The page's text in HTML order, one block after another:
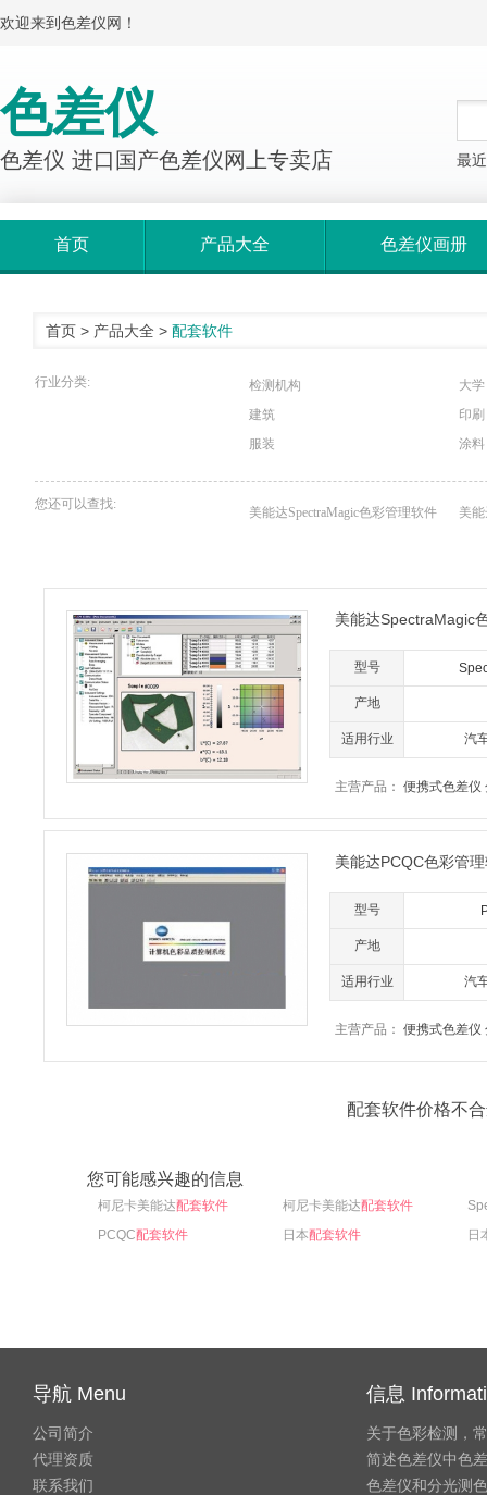
欢迎来到色差仪网！
色差仪
色差仪 进口国产色差仪网上专卖店 最
首页 产品大全 色差仪画册
首页 > 产品大全 > 配套软件
行业分类: 检测机构
大学
建筑
印刷
服装
涂料
您还可以查找:
美能达SpectraMagic色彩管理软件 美
美能达SpectraMagic
型号
产地
适用行业 汽
主营产品： 便携式色差仪
美能达PCQC色彩管
型号
产地
适用行业 汽
主营产品： 便携式色差仪
配套软件价格不
您可能感兴趣的信息
柯尼卡美能达配套软件 柯尼卡美能达配套软件
PCQC配套软件 日本配套软件 日
导航 Menu
公司简介
代理资质
联系我们
信息
关于色彩检测，
简述色差仪中色
色差仪和分光测